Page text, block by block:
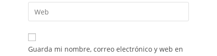
Guarda mi nombre, correo electrónico y web en